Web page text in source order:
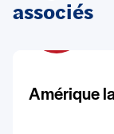
associés
Amérique